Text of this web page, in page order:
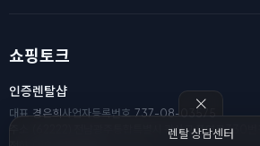
쇼핑토크
인증렌탈샵
대표경은희사업자등록번호737-08-03575
주소
(62222) 전남광주통합특별시 광산구 풍영로330
렌탈 상담센터